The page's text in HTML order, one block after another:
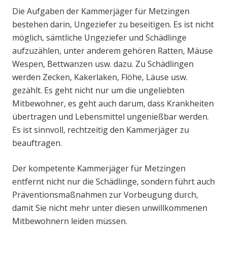
Die Aufgaben der Kammerjäger für Metzingen
bestehen darin, Ungeziefer zu beseitigen. Es ist nicht
möglich, sämtliche Ungeziefer und Schädlinge
aufzuzählen, unter anderem gehören Ratten, Mäuse
Wespen, Bettwanzen usw. dazu. Zu Schädlingen
werden Zecken, Kakerlaken, Flöhe, Läuse usw.
gezählt. Es geht nicht nur um die ungeliebten
Mitbewohner, es geht auch darum, dass Krankheiten
übertragen und Lebensmittel ungenießbar werden.
Es ist sinnvoll, rechtzeitig den Kammerjäger zu
beauftragen.
Der kompetente Kammerjäger für Metzingen
entfernt nicht nur die Schädlinge, sondern führt auch
Präventionsmaßnahmen zur Vorbeugung durch,
damit Sie nicht mehr unter diesen unwillkommenen
Mitbewohnern leiden müssen.